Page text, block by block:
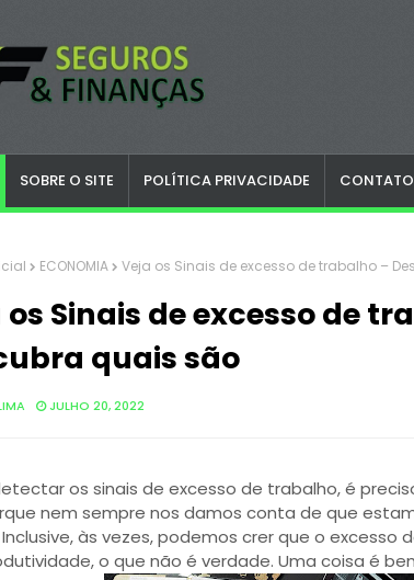
SOBRE O SITE POLÍTICA PRIVACIDADE
ECONOMIA Veja os Sinais de excesso de trabalho –
os Sinais de excesso de
quais são
JULHO 20, 2022
os sinais de excesso de trabalho, é
nem sempre nos damos conta de que
às vezes, podemos crer que o excesso
o que não é verdade. Uma coisa é